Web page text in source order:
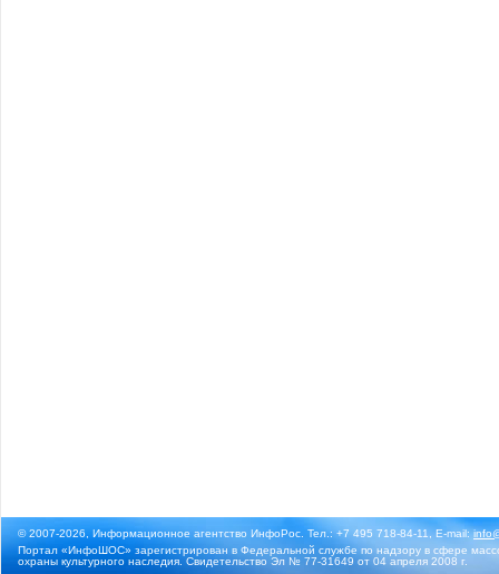
© 2007-2026, Информационное агентство ИнфоРос. Тел.: +7 495 718-84-11, E-mail:
Портал «ИнфоШОС» зарегистрирован в Федеральной службе по надзору в сфере
охраны культурного наследия. Свидетельство Эл № 77-31649 от 04 апреля 2008 г.